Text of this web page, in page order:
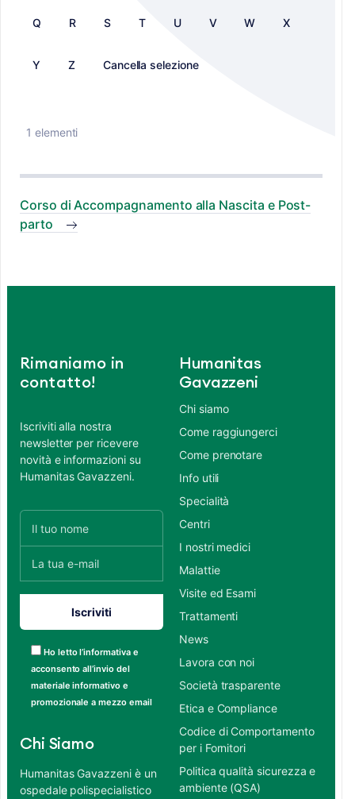
Q R S T U V W X
Y Z Cancella selezione
1 elementi
Corso di Accompagnamento alla Nascita e Post-
parto
Rimaniamo in
contatto!
Iscriviti alla nostra
newsletter per ricevere
novità e informazioni su
Humanitas Gavazzeni.
Ho letto l’informativa e
acconsento all’invio del
materiale informativo e
promozionale a mezzo email
Chi Siamo
Humanitas Gavazzeni è un
ospedale polispecialistico
Humanitas
Gavazzeni
Chi siamo
Come raggiungerci
Come prenotare
Info utili
Specialità
Centri
I nostri medici
Malattie
Visite ed Esami
Trattamenti
News
Lavora con noi
Società trasparente
Etica e Compliance
Codice di Comportamento
per i Fornitori
Politica qualità sicurezza e
ambiente (QSA)